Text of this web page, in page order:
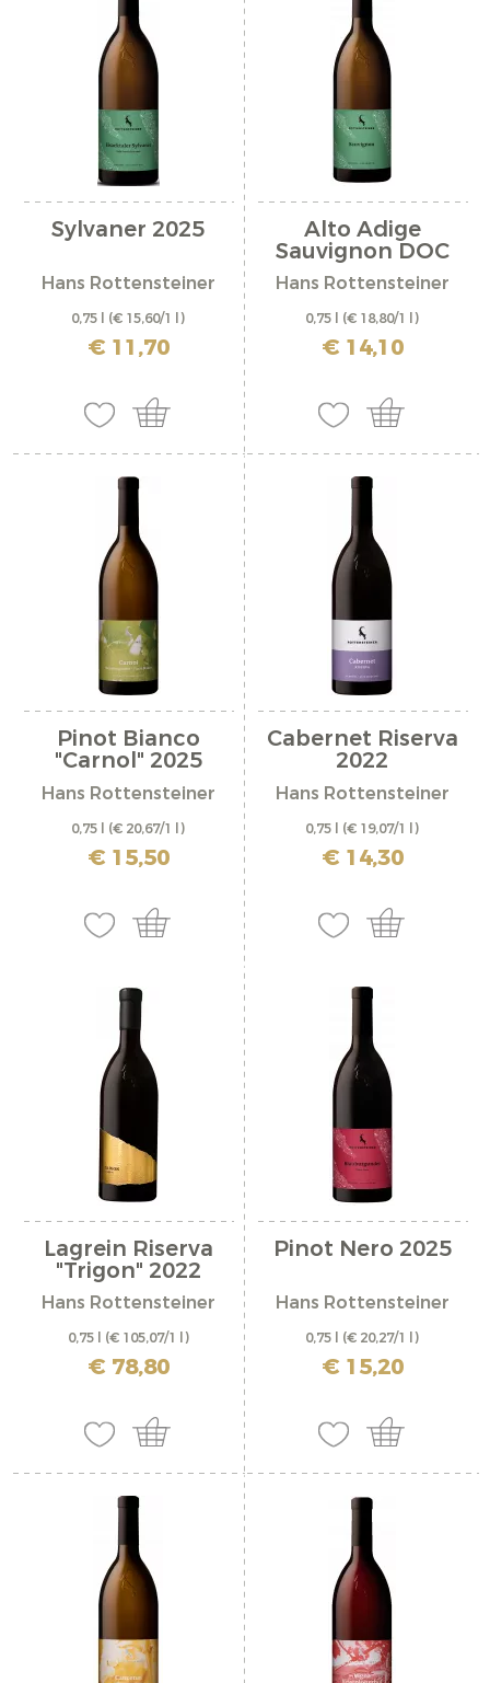
Sylvaner 2025
Hans Rottensteiner
0,75 l (€ 15,60/1 l)
incl. IVA più costi di spedizione
€ 11,70
Alto Adige
Sauvignon DOC
2025
Hans Rottensteiner
0,75 l (€ 18,80/1 l)
incl. IVA più costi di spedizione
€ 14,10
Pinot Bianco
"Carnol" 2025
Hans Rottensteiner
0,75 l (€ 20,67/1 l)
incl. IVA più costi di spedizione
€ 15,50
Cabernet Riserva
2022
Hans Rottensteiner
0,75 l (€ 19,07/1 l)
incl. IVA più costi di spedizione
€ 14,30
Lagrein Riserva
"Trigon" 2022
Hans Rottensteiner
0,75 l (€ 105,07/1 l)
incl. IVA più costi di spedizione
€ 78,80
Pinot Nero 2025
Hans Rottensteiner
0,75 l (€ 20,27/1 l)
incl. IVA più costi di spedizione
€ 15,20